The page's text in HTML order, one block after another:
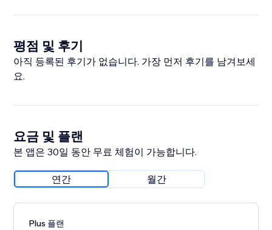
평점 및 후기
아직 등록된 후기가 없습니다. 가장 먼저 후기를 남겨보세
요.
요금 및 플랜
본 앱은 30일 동안 무료 체험이 가능합니다.
연간 월간
Plus 플랜